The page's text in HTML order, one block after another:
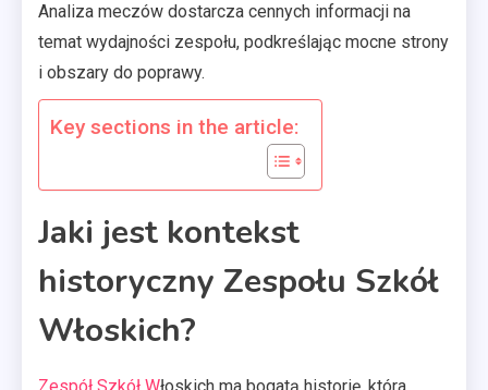
Analiza meczów dostarcza cennych informacji na
temat wydajności zespołu, podkreślając mocne strony
i obszary do poprawy.
Key sections in the article:
Jaki jest kontekst
historyczny Zespołu Szkół
Włoskich?